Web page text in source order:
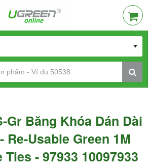
Gr Băng Khóa Dán Dài
Re-Usable Green 1M
- 97933 10097933